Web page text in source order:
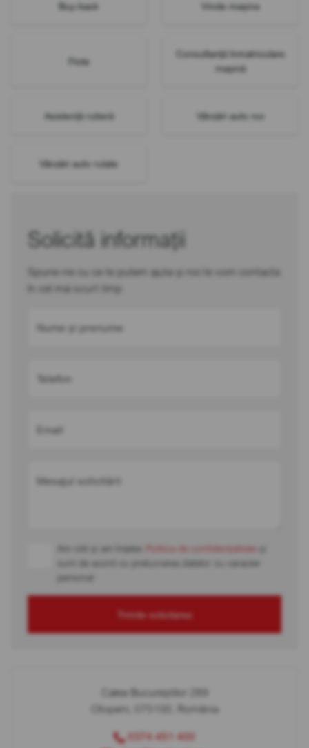
Buy-back Vinde mașina
Flote
Consultanță înmatriculare
mașină
Asistență rutieră Vânzări auto noi
Vânzări auto rulate
Solicită informații
Spune-ne cu ce te putem ajuta și noi te vom contacta
în cel mai scurt timp
Nume și prenume
Telefon
Email
Mesajul solicitării
Am citit și am înțeles Politica de confidențialitate
sunt de acord cu prelucrarea datelor cu caracter
personal
Trimite solicitarea
Calea Bucureștilor 289
Otopeni, 075100, România
0374 451 400